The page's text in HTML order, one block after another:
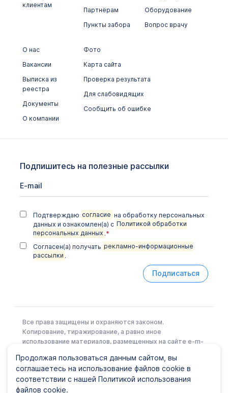
клиентам
Партнёрам
Пункты забора
Оборудование
Вопрос врачу
О нас
Вакансии
Выписка из
реестра
Документы
О компании
Фото
Карта сайта
Проверка результата
Для слабовидящих
Сообщить об ошибке
Подпишитесь на полезные рассылки
Подтверждаю согласие на обработку персональных
данных и ознакомлен(а) с Политикой обработки
персональных данных .*
Согласен(а) получать рекламно-информационные
рассылки .
Подписаться
Все права защищены и охраняются законом.
Копирование, тиражирование, а равно иное
использование материалов, размещенных на сайте e-m-
Правообладателя.
Продолжая пользоваться данным сайтом, вы
соглашаетесь на использование файлов cookie в
соответствии с нашей Политикой использования
файлов cookie.